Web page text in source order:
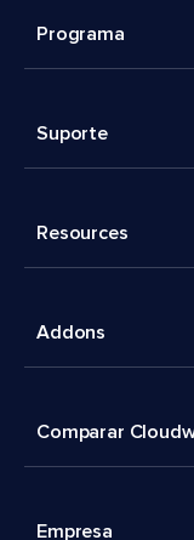
Programa
Suporte
Resources
Addons
Comparar
Empresa